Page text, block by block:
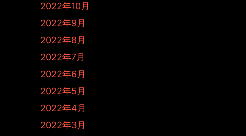
2022年10月
2022年9月
2022年8月
2022年7月
2022年6月
2022年5月
2022年4月
2022年3月